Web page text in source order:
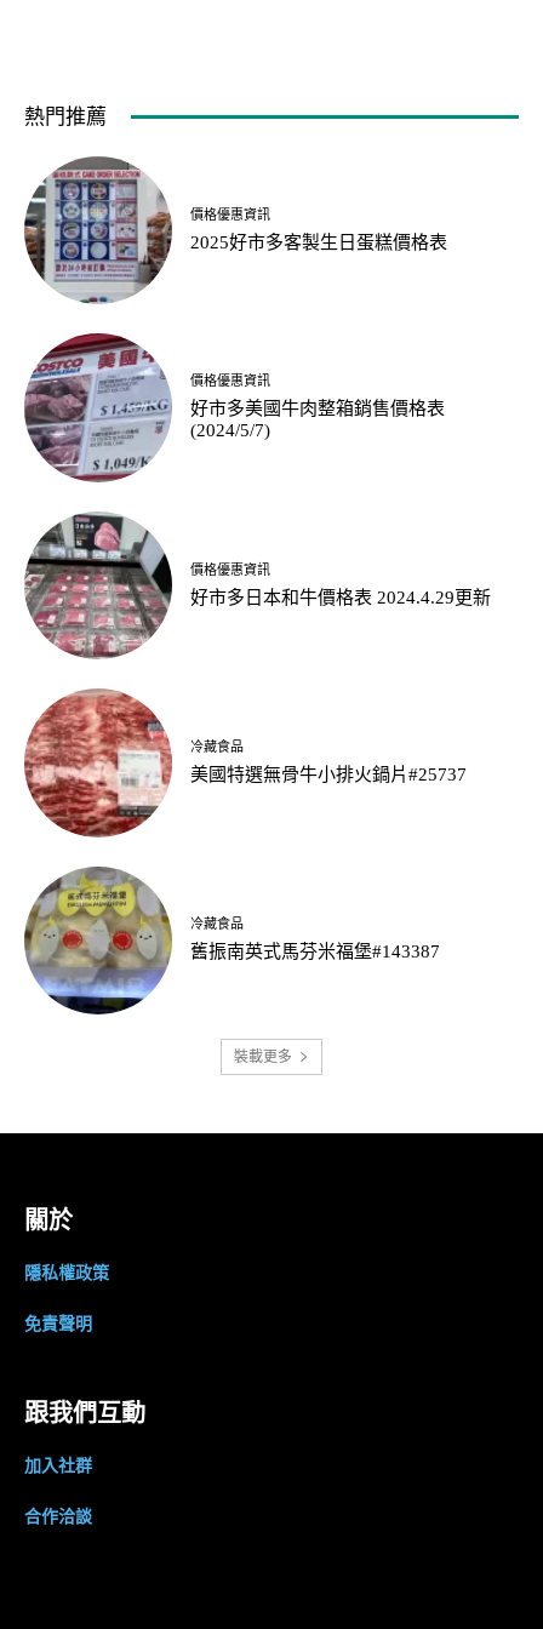
熱門推薦
價格優惠資訊
2025好市多客製生日蛋糕價格表
價格優惠資訊
好市多美國牛肉整箱銷售價格表
(2024/5/7)
價格優惠資訊
好市多日本和牛價格表 2024.4.29更新
冷藏食品
美國特選無骨牛小排火鍋片#25737
冷藏食品
舊振南英式馬芬米福堡#143387
裝載更多
關於
隱私權政策
免責聲明
跟我們互動
加入社群
合作洽談